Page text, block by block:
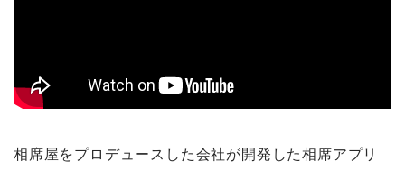
相席屋をプロデュースした会社が開発した相席アプリ